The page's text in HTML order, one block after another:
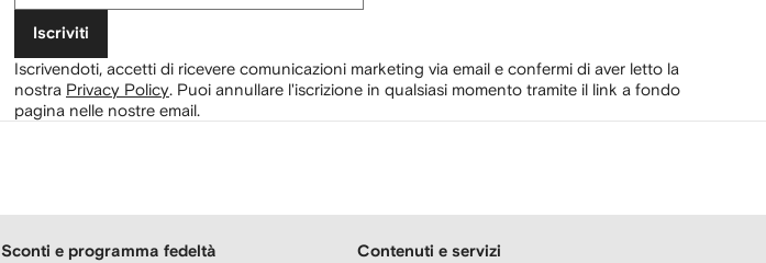
Iscriviti
Iscrivendoti, accetti di ricevere comunicazioni marketing via email e confermi di aver letto la
nostra Privacy Policy Puoi annullare l'iscrizione in qualsiasi momento tramite il link a fondo
pagina nelle nostre email.
Sconti e programma fedeltà
Contenuti e servizi